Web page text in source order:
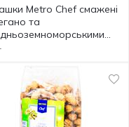
Metro Chef смажені
та
250г